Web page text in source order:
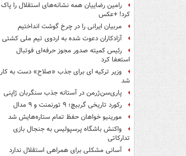
رامین رضاییان همه نشانه‌های استقلال را پاک
کرد! +عکس
مربیان ایرانی را در چرخ گوشت انداختیم
آزادکاران دعوت شده به اردوی تیم ملی کشتی
رئیس کمیته صدور مجوز حرفه‌ای فوتبال
استعفا کرد
وزیر ترکیه ای برای جذب «صلاح» دست به کار
شد
پاری‌سن‌ژرمن در آستانه جذب سنگربان ژاپنی
رکورد تاریخی گربیچ؛ ۹ تورنمنت و ۹ مدال
مورینیو خواهان حفظ تمام ستاره‌هایش شد
واکنش باشگاه پرسپولیس به جنجال بازی
تدارکاتی
آسانی مشکلی برای همراهی استقلال ندارد